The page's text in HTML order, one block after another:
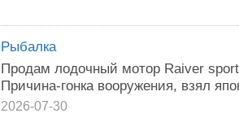
Рыбалка
Продам лодочный мотор Raiver
Причина-гонка вооружения, взял
2026-07-30